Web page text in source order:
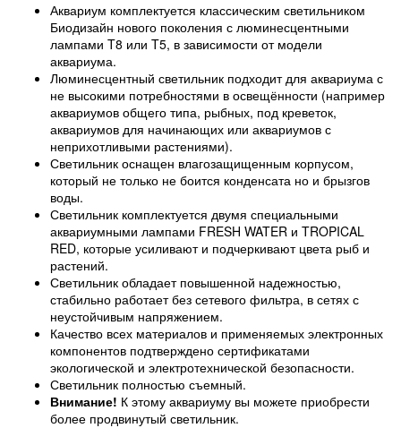
Аквариум комплектуется классическим светильником
Биодизайн нового поколения с люминесцентными
лампами T8 или T5, в зависимости от модели
аквариума.
Люминесцентный светильник подходит для аквариума с
не высокими потребностями в освещённости (например
аквариумов общего типа, рыбных, под креветок,
аквариумов для начинающих или аквариумов с
неприхотливыми растениями).
Светильник оснащен влагозащищенным корпусом,
который не только не боится конденсата но и брызгов
воды.
Светильник комплектуется двумя специальными
аквариумными лампами FRESH WATER и TROPICAL
RED, которые усиливают и подчеркивают цвета рыб и
растений.
Светильник обладает повышенной надежностью,
стабильно работает без сетевого фильтра, в сетях с
неустойчивым напряжением.
Качество всех материалов и применяемых электронных
компонентов подтверждено сертификатами
экологической и электротехнической безопасности.
Светильник полностью съемный.
Внимание! К этому аквариуму вы можете приобрести
более продвинутый светильник.